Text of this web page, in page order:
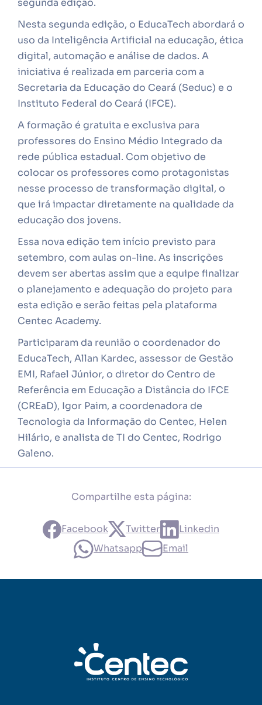
Nesta segunda edição, o EducaTech abordará o
uso da Inteligência Artificial na educação, ética
digital, automação e análise de dados. A
iniciativa é realizada em parceria com a
Secretaria da Educação do Ceará (Seduc) e o
Instituto Federal do Ceará (IFCE).
A formação é gratuita e exclusiva para
professores do Ensino Médio Integrado da
rede pública estadual. Com objetivo de
colocar os professores como protagonistas
nesse processo de transformação digital, o
que irá impactar diretamente na qualidade da
educação dos jovens.
Essa nova edição tem início previsto para
setembro, com aulas on-line. As inscrições
devem ser abertas assim que a equipe finalizar
o planejamento e adequação do projeto para
esta edição e serão feitas pela plataforma
Centec Academy.
Participaram da reunião o coordenador do
EducaTech, Allan Kardec, assessor de Gestão
EMI, Rafael Júnior, o diretor do Centro de
Referência em Educação a Distância do IFCE
(CREaD), Igor Paim, a coordenadora de
Tecnologia da Informação do Centec, Helen
Hilário, e analista de TI do Centec, Rodrigo
Galeno.
Compartilhe esta página:
Facebook Twitter
Linkedin
Whatsapp
Email